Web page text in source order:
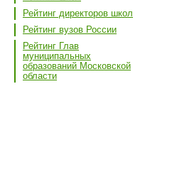
Рейтинг директоров школ
Рейтинг вузов России
Рейтинг Глав
муниципальных
образований Московской
области